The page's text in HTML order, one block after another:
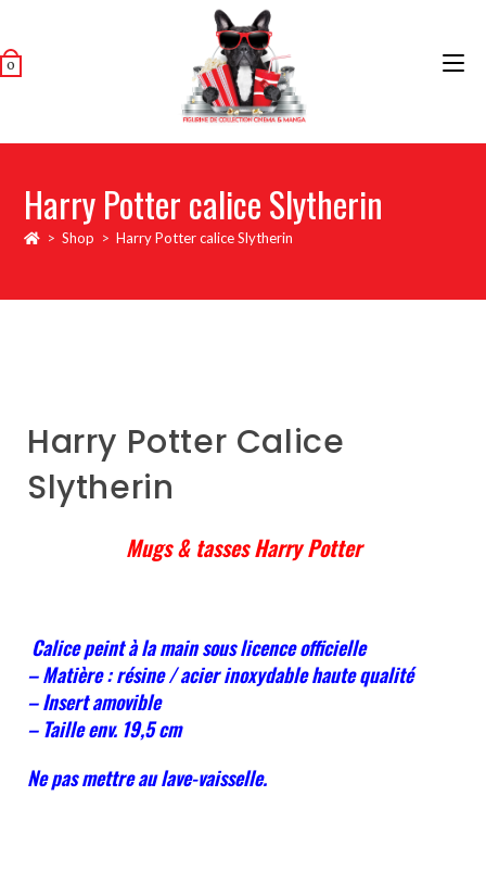
0
Harry Potter calice Slytherin
> Shop > Harry Potter calice Slytherin
Harry Potter Calice
Slytherin
Mugs & tasses Harry Potter
Calice peint à la main sous licence officielle
– Matière : résine / acier inoxydable haute qualité
– Insert amovible
– Taille env. 19,5 cm
Ne pas mettre au lave-vaisselle.